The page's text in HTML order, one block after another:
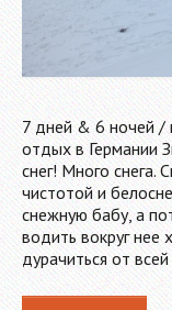
7 дней & 6 ночей /
отдых в Германии
снег! Много снега.
чистотой и
снежную бабу, а
водить вокруг нее
дурачиться от